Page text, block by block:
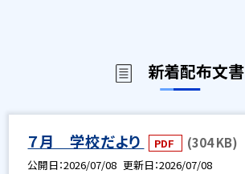
新着配布文書
７月 学校だより PDF (304 KB)
公開日 2026/07/08 更新日 2026/07/08